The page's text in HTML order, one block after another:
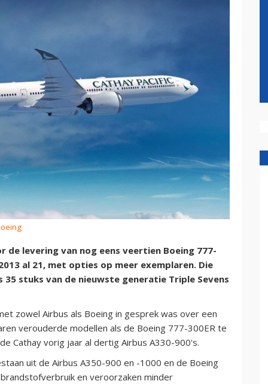
levering van nog eens veertien Boeing 777-
al 21, met opties op meer exemplaren. Die
stuks van de nieuwste generatie Triple Sevens
zowel Airbus als Boeing in gesprek was over een
verouderde modellen als de Boeing 777-300ER te
Cathay vorig jaar al dertig Airbus A330-900's.
uit de Airbus A350-900 en -1000 en de Boeing
en veroorzaken minder